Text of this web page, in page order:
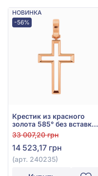
НОВИНКА
-56%
Крестик из красного
золота 585° без вставки,
арт. 240235
33 007,20 грн
14 523,17 грн
(арт. 240235)